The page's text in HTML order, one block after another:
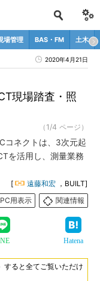
場管理 BAS・FM 土木
2020年4月21日
現場踏査・照
（1/4 ページ）
コネクトは、3次元起
を活用し、測量業務
[ 遠藤和宏 ，BUILT]
PC用表示
関連情報
Hatena
すると全てご覧いただけ